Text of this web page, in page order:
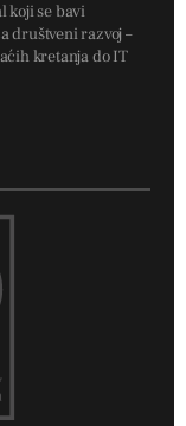
koji se bavi
društveni razvoj –
kretanja do IT